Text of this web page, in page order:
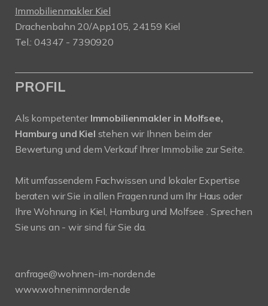
Immobilienmakler Kiel
Drachenbahn 20/App105, 24159 Kiel
Tel.: 04347 - 7390920
PROFIL
Als kompetenter Immobilienmakler in Molfsee,
Hamburg und Kiel stehen wir Ihnen beim der
Bewertung und dem Verkauf Ihrer Immobilie zur Seite.
Mit umfassendem Fachwissen und lokaler Expertise
beraten wir Sie in allen Fragen rund um Ihr Haus oder
Ihre Wohnung in Kiel, Hamburg und Molfsee . Sprechen
Sie uns an - wir sind für Sie da.
anfrage@wohnen-im-norden.de
www.wohnenimnorden.de